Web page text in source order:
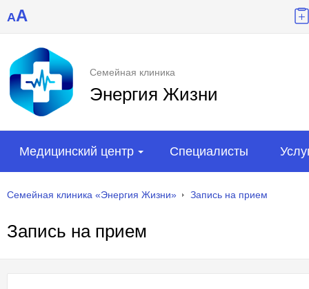
AA
Семейная клиника
Энергия Жизни
Медицинский центр Специалисты
Семейная клиника «Энергия Жизни» Запись на прием
Запись на прием